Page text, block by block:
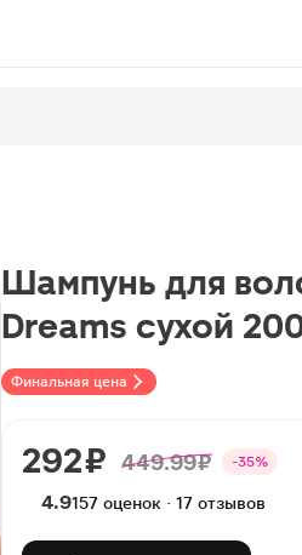
Финальная цена
Шампунь для
Dreams сухой
292 ₽ 449.99 ₽ -35%
4.9157 оценок · 17 отзывов